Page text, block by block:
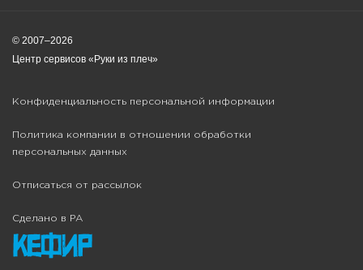
© 2007–2026
Центр сервисов «Руки из плеч»
Конфиденциальность персональной информации
Политика компании в отношении обработки
персональных данных
Отписаться от рассылок
Сделано в РА